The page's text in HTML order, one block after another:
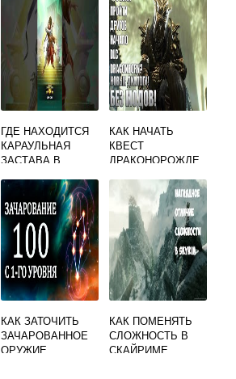
ГДЕ НАХОДИТСЯ
КАРАУЛЬНАЯ
ЗАСТАВА В
КАК НАЧАТЬ
КВЕСТ
ДРАКОНОРОЖДЕ
СКАЙРИМЕ
КАК ЗАТОЧИТЬ
ЗАЧАРОВАННОЕ
ОРУЖИЕ
КАК ПОМЕНЯТЬ
СЛОЖНОСТЬ В
СКАЙРИМЕ